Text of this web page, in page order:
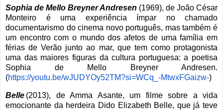
Sophia de Mello Breyner Andresen (1969), de João César
Monteiro é uma experiência ímpar no chamado
documentarismo do cinema novo português, mas também é
um encontro com o mundo dos afetos de uma família em
férias de Verão junto ao mar, que tem como protagonista
uma das maiores figuras da cultura portuguesa: a poetisa
Sophia de Mello Breyner Andresen.
(https://youtu.be/wJUDYOy52TM?si=WCq_-MtwxFGaizw-)
Belle (2013), de Amma Asante, um filme sobre a vida
emocionante da herdeira Dido Elizabeth Belle, que já teve